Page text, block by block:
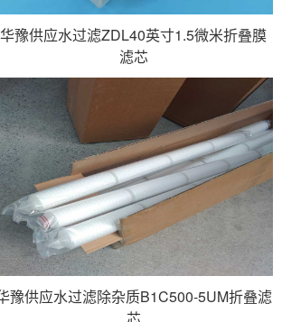
华豫供应水过滤ZDL40英寸1.5微米折叠膜
滤芯
豫供应水过滤除杂质B1C500-5UM折叠滤